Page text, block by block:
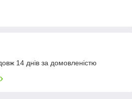
14 днів за домовленістю